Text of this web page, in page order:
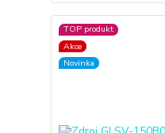
TOP produkt
Akce
Novinka